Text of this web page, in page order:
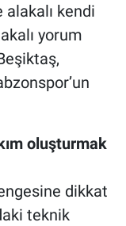
kendi
yorum
oluşturmak
dikkat
teknik